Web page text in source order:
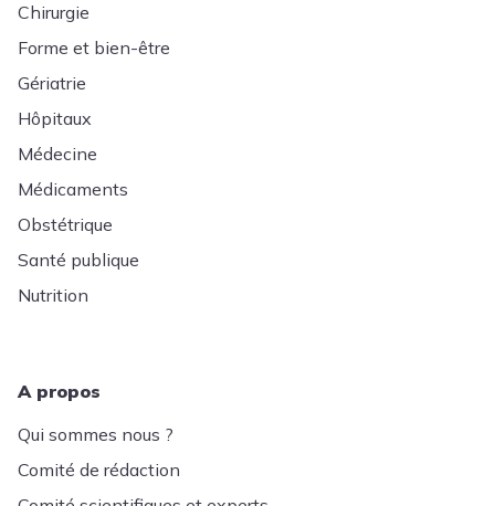
Chirurgie
Forme et bien-être
Gériatrie
Hôpitaux
Médecine
Médicaments
Obstétrique
Santé publique
Nutrition
A propos
Qui sommes nous ?
Comité de rédaction